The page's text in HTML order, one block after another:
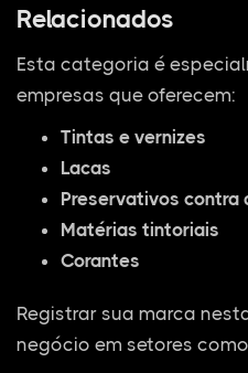
Relacionados
Esta categoria é
empresas que oferecem:
Tintas e vernizes
Lacas
Preservativos contra
Matérias tintoriais
Corantes
Registrar sua marca
negócio em setores